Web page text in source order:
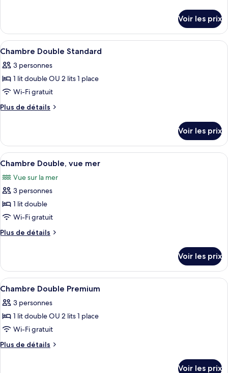
chambre :
Chambre
Double
ou
avec
lits
jumeaux
le
type
de
Chambre
Double
avec
lits
jumeaux
Voir les prix
Afficher
toutes
les
photos
pour
ce
chambre :
Chambre
Double
Standard
Une chambre avec deux lits, un
9
Chambre Double Standard
3 personnes
1 lit double OU 2 lits 1 place
Wi-Fi gratuit
Plus de détails
Plus
le
type
de
Chambre
Double
Voir les prix
Afficher
toutes
les
photos
pour
ce
type
de
Chambre
Double,
vue
mer
Une chambre à coucher avec un lit,
10
Chambre Double, vue mer
Vue sur la mer
3 personnes
1 lit double
Wi-Fi gratuit
Plus de détails
Plus
le
type
de
Chambre
Double,
mer
Voir les prix
Afficher
toutes
les
photos
pour
ce
Une chambre avec deux lits, un
5
Chambre Double Premium
3 personnes
1 lit double OU 2 lits 1 place
Wi-Fi gratuit
Plus de détails
Plus
Voir les prix